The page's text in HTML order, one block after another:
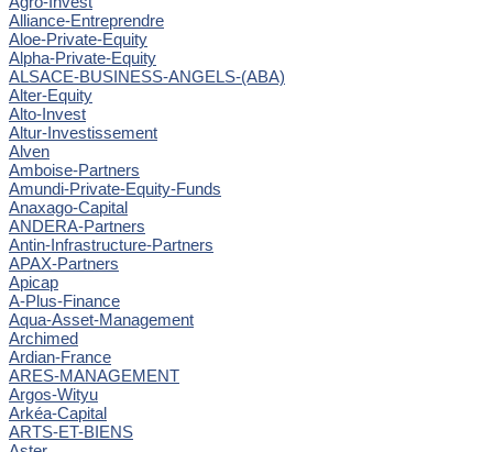
Alliance-Entreprendre
Aloe-Private-Equity
Alpha-Private-Equity
ALSACE-BUSINESS-ANGELS-(ABA)
Alter-Equity
Alto-Invest
Altur-Investissement
Alven
Amboise-Partners
Amundi-Private-Equity-Funds
Anaxago-Capital
ANDERA-Partners
Antin-Infrastructure-Partners
APAX-Partners
Apicap
A-Plus-Finance
Aqua-Asset-Management
Archimed
Ardian-France
ARES-MANAGEMENT
Argos-Wityu
Arkéa-Capital
ARTS-ET-BIENS